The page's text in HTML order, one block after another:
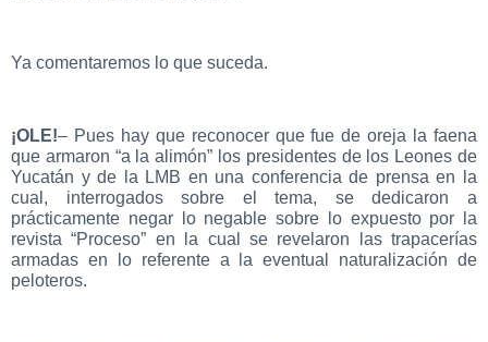
Ya comentaremos lo que suceda.
¡OLE!– Pues hay que reconocer que fue de oreja la faena
que armaron “a la alimón” los presidentes de los Leones de
Yucatán y de la LMB en una conferencia de prensa en la
cual, interrogados sobre el tema, se dedicaron a
prácticamente negar lo negable sobre lo expuesto por la
revista “Proceso” en la cual se revelaron las trapacerías
armadas en lo referente a la eventual naturalización de
peloteros.